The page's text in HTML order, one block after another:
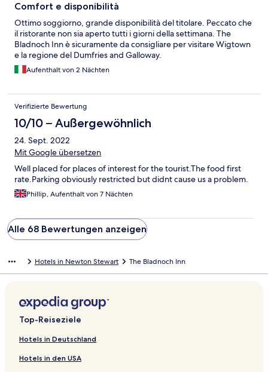
Comfort e disponibilità
Ottimo soggiorno, grande disponibilità del titolare. Peccato che
il ristorante non sia aperto tutti i giorni della settimana. The
Bladnoch Inn è sicuramente da consigliare per visitare Wigtown
e la regione del Dumfries and Galloway.
Aufenthalt von 2 Nächten
Verifizierte Bewertung
10/10 – Außergewöhnlich
24. Sept. 2022
Mit Google übersetzen
Well placed for places of interest for the tourist.The food first
rate.Parking obviously restricted but didnt cause us a problem.
Phillip, Aufenthalt von 7 Nächten
Alle 68 Bewertungen anzeigen
Hotels in Newton Stewart The Bladnoch Inn
Top-Reiseziele
Hotels in Deutschland
Hotels in den USA